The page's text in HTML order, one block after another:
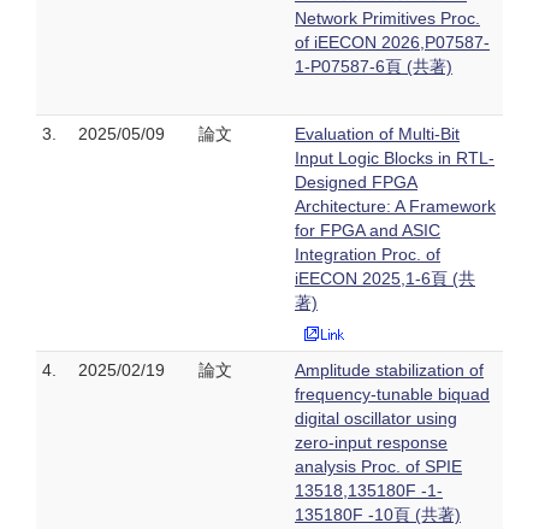
Network Primitives Proc.
of iEECON 2026,P07587-
1-P07587-6頁 (共著)
3. 2025/05/09 論文
Evaluation of Multi-Bit
Input Logic Blocks in RTL-
Designed FPGA
Architecture: A Framework
for FPGA and ASIC
Integration Proc. of
iEECON 2025,1-6頁 (共
著)
4. 2025/02/19 論文
Amplitude stabilization of
frequency-tunable biquad
digital oscillator using
zero-input response
analysis Proc. of SPIE
13518,135180F -1-
135180F -10頁 (共著)